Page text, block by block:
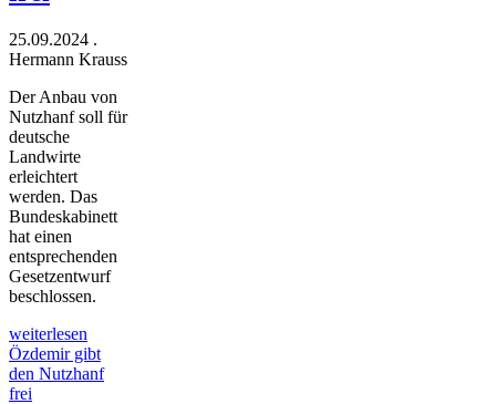
25.09.2024 .
Hermann Krauss
Der Anbau von
Nutzhanf soll für
deutsche
Landwirte
erleichtert
werden. Das
Bundeskabinett
hat einen
entsprechenden
Gesetzentwurf
beschlossen.
weiterlesen
Özdemir gibt
den Nutzhanf
frei